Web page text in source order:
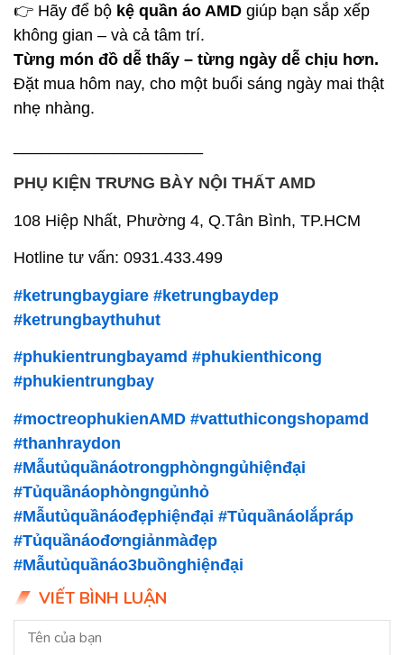
👉 Hãy để bộ kệ quần áo AMD giúp bạn sắp xếp
không gian – và cả tâm trí.
Từng món đồ dễ thấy – từng ngày dễ chịu hơn.
Đặt mua hôm nay, cho một buổi sáng ngày mai thật
nhẹ nhàng.
PHỤ KIỆN TRƯNG BÀY NỘI THẤT AMD
108 Hiệp Nhất, Phường 4, Q.Tân Bình, TP.HCM
Hotline tư vấn: 0931.433.499
#ketrungbaygiare #ketrungbaydep
#ketrungbaythuhut
#phukientrungbayamd #phukienthicong
#phukientrungbay
#moctreophukienAMD #vattuthicongshopamd
#thanhraydon
#Mẫutủquầnáotrongphòngngủhiệnđại
#Tủquầnáophòngngủnhỏ
#Mẫutủquầnáođẹphiệnđại #Tủquầnáolắpráp
#Tủquầnáođơngiảnmàđẹp
#Mẫutủquầnáo3buồnghiệnđại
VIẾT BÌNH LUẬN